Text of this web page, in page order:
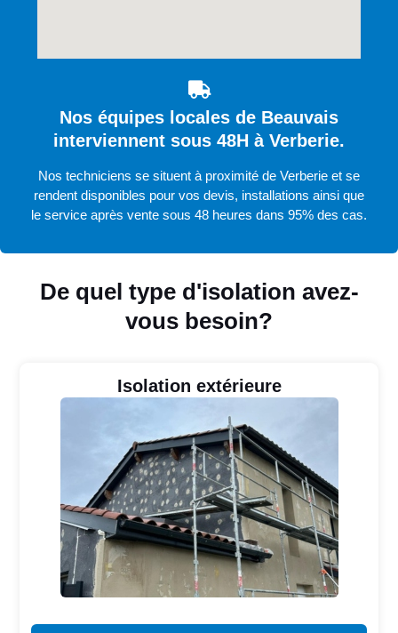
De quel type d'isolation avez-
vous besoin?
Isolation extérieure
Nos équipes locales de Beauvais
interviennent sous 48H à Verberie.
Nos techniciens se situent à proximité de Verberie et se
rendent disponibles pour vos devis, installations ainsi que
le service après vente sous 48 heures dans 95% des cas.